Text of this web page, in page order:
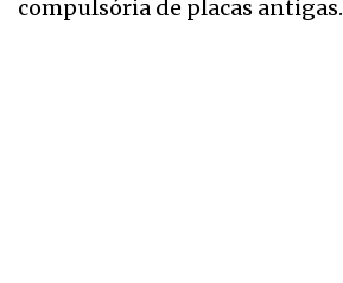
compulsória de placas antigas.